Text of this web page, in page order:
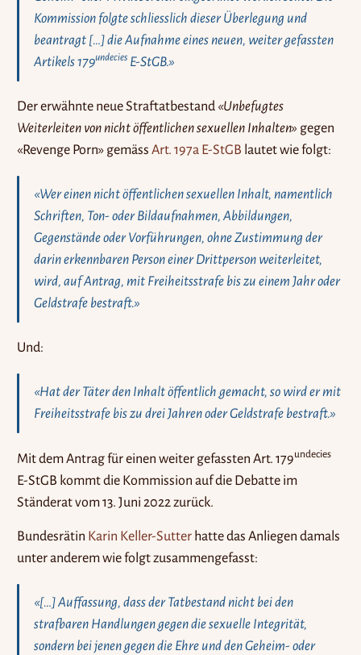
Kommission folgte schliesslich dieser Überlegung und
beantragt […] die Aufnahme eines neuen, weiter gefassten
Artikels 179undecies E-StGB.»
Der erwähnte neue Straftatbestand «Unbefugtes
Weiterleiten von nicht öffentlichen sexuellen Inhalten» gegen
«Revenge Porn» gemässArt. 197a E-StGB lautet wie folgt:
«Wer einen nicht öffentlichen sexuellen Inhalt, namentlich
Schriften, Ton- oder Bildaufnahmen, Abbildungen,
Gegenstände oder Vorführungen, ohne Zustimmung der
darin erkennbaren Person einer Drittperson weiterleitet,
wird, auf Antrag, mit Freiheitsstrafe bis zu einem Jahr oder
Geldstrafe bestraft.»
Und:
«Hat der Täter den Inhalt öffentlich gemacht, so wird er mit
Freiheitsstrafe bis zu drei Jahren oder Geldstrafe bestraft.»
Mit dem Antrag für einen weiter gefassten Art. 179undecies
E-StGB kommt die Kommission auf die Debatte im
Ständerat vom 13. Juni 2022 zurück.
Bundesrätin Karin Keller-Sutter hatte das Anliegen damals
unter anderem wie folgt zusammengefasst:
«[…] Auffassung, dass der Tatbestand nicht bei den
strafbaren Handlungen gegen die sexuelle Integrität,
sondern bei jenen gegen die Ehre und den Geheim- oder